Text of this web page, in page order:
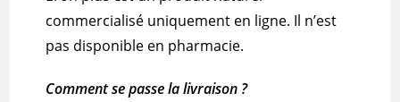
commercialisé uniquement en ligne. Il n’est
pas disponible en pharmacie.
Comment se passe la livraison ?